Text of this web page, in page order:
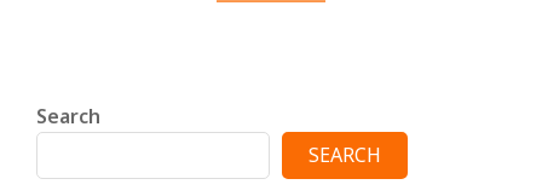
Search
SEARCH